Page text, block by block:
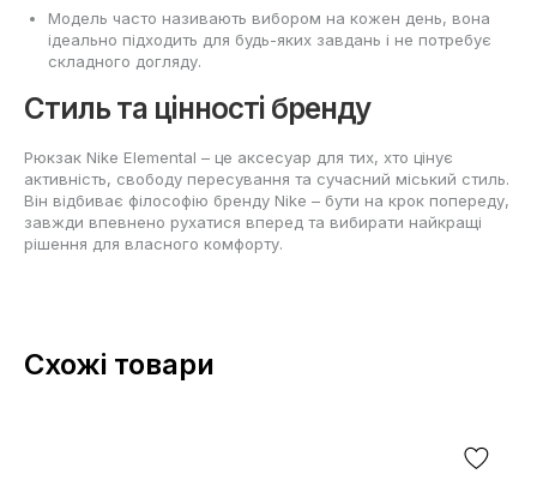
Модель часто називають вибором на кожен день, вона
ідеально підходить для будь-яких завдань і не потребує
складного догляду.
Стиль та цінності бренду
Рюкзак Nike Elemental – це аксесуар для тих, хто цінує
активність, свободу пересування та сучасний міський стиль.
Він відбиває філософію бренду Nike – бути на крок попереду,
завжди впевнено рухатися вперед та вибирати найкращі
рішення для власного комфорту.
Схожі товари